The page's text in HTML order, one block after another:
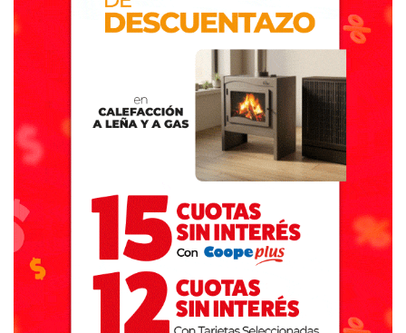
viene, luego de que se definan las candidaturas. Este es
un año para profundizar la gestión y las actividades de
cooperación que venimos desarrollando con distintas
provincias”, sostuvo el referente del Movimiento Derecho
al Futuro (MDF) al ser consultado por el viaje.
Asimismo, el titular de la cartera provincial afirmó que
existe una decisión política de fortalecer los vínculos con
otras jurisdicciones del país, especialmente en áreas
donde, según consideró, el Gobierno nacional redujo su
presencia. (Diputados Bonaerenses). (01-06-26).
Destacadas